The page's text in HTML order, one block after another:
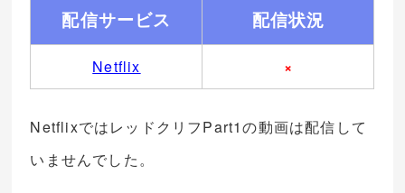
配信サービス 配信状況
Netflix ×
NetflixではレッドクリフPart1の動画は配信して
いませんでした。